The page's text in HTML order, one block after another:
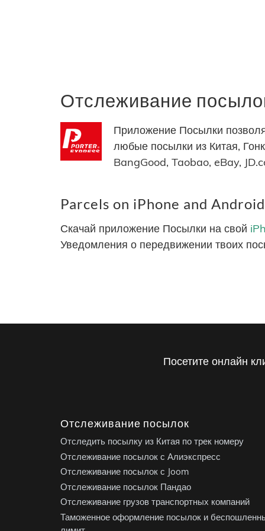
Отслеживание
Приложение Посылки
любые посылки из Китая,
BangGood, Taobao, eBay,
Parcels on iPhone and Android
Скачай приложение Посылки на свой
Уведомления о передвижении твоих
Посетите онлайн
Отслеживание посылок
Отследить посылку из Китая по трек номеру
Отслеживание посылок с Алиэкспресс
Отслеживание посылок с Joom
Отслеживание посылок Пандао
Отслеживание грузов транспортных компаний
Таможенное оформление посылок и